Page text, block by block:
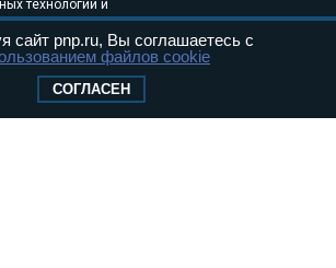
технологий и
Эл № ФС77-
сайт pnp.ru, Вы соглашаетесь с
файлов cookie
СОГЛАСЕН